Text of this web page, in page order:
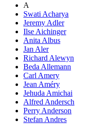
A
Swati Acharya
Jeremy Adler
Ilse Aichinger
Anita Albus
Jan Aler
Richard Alewyn
Beda Allemann
Carl Amery
Jean Améry
Jehuda Amichai
Alfred Andersch
Perry Anderson
Stefan Andres